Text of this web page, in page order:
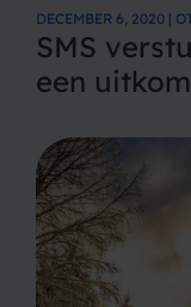
DECEMBER 6, 2020 |
SMS
een